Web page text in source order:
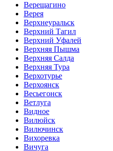
Верещагино
Верея
Верхнеуральск
Верхний Тагил
Верхний Уфалей
Верхняя Пышма
Верхняя Салда
Верхняя Тура
Верхотурье
Верхоянск
Весьегонск
Ветлуга
Видное
Вилюйск
Вилючинск
Вихоревка
Вичуга